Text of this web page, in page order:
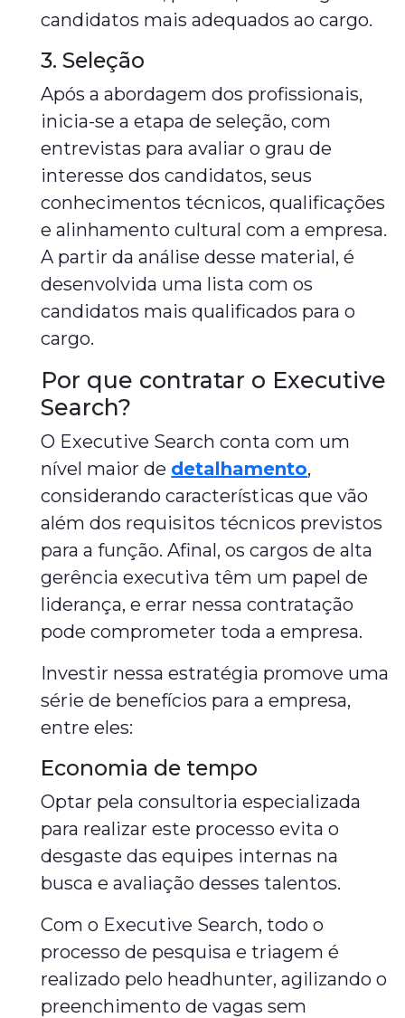
candidatos mais adequados ao cargo.
3. Seleção
Após a abordagem dos profissionais,
inicia-se a etapa de seleção, com
entrevistas para avaliar o grau de
interesse dos candidatos, seus
conhecimentos técnicos, qualificações
e alinhamento cultural com a empresa.
A partir da análise desse material, é
desenvolvida uma lista com os
candidatos mais qualificados para o
cargo.
Por que contratar o Executive
Search?
O Executive Search conta com um
nível maior de detalhamento,
considerando características que vão
além dos requisitos técnicos previstos
para a função. Afinal, os cargos de alta
gerência executiva têm um papel de
liderança, e errar nessa contratação
pode comprometer toda a empresa.
Investir nessa estratégia promove uma
série de benefícios para a empresa,
entre eles:
Economia de tempo
Optar pela consultoria especializada
para realizar este processo evita o
desgaste das equipes internas na
busca e avaliação desses talentos.
Com o Executive Search, todo o
processo de pesquisa e triagem é
realizado pelo headhunter, agilizando o
preenchimento de vagas sem